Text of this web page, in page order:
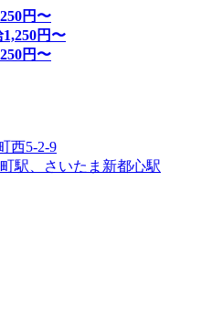
円〜
1,250円〜
円〜
西5-2-9
駅、さいたま新都心駅